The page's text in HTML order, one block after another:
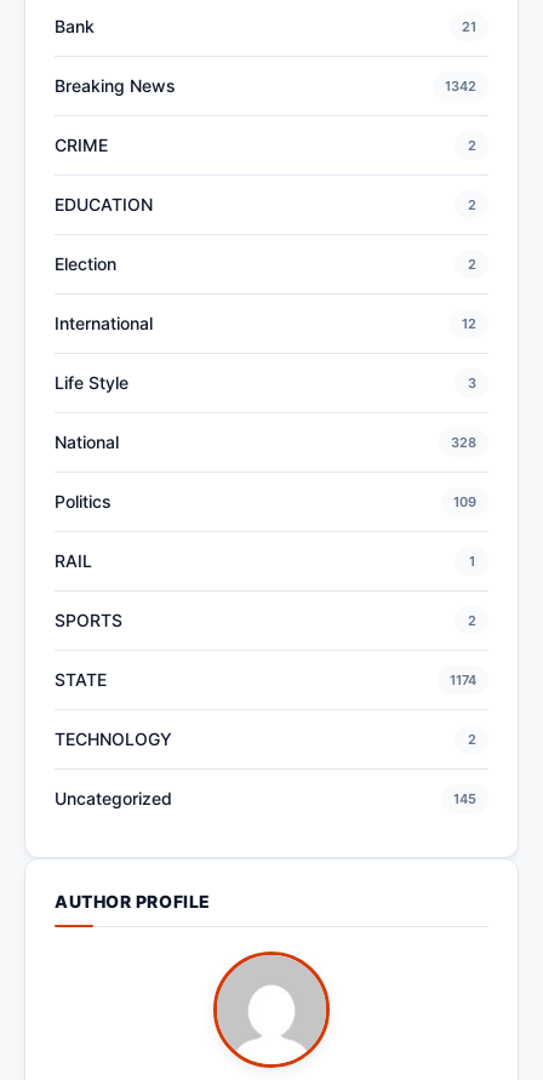
Bank 21
Breaking News 1342
CRIME 2
EDUCATION 2
Election 2
International 12
Life Style 3
National 328
Politics 109
RAIL 1
SPORTS 2
STATE 1174
TECHNOLOGY 2
Uncategorized 145
AUTHOR PROFILE